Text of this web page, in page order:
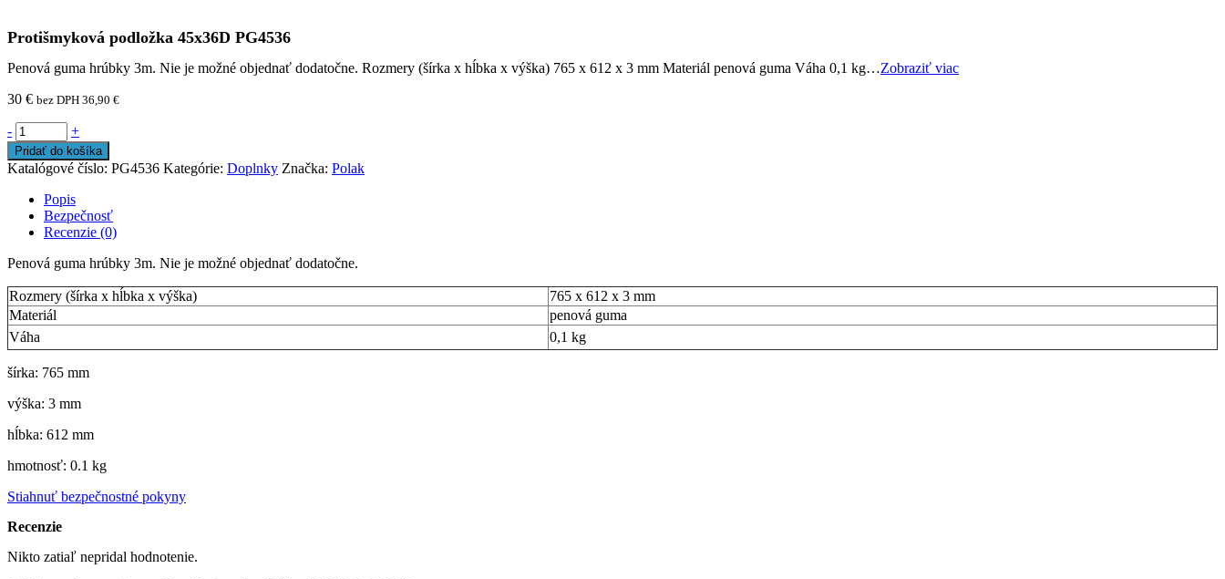
Protišmyková podložka 45x36D PG4536
Penová guma hrúbky 3m. Nie je možné objednať dodatočne. Rozmery (šírka x hĺbka x výška) 765 x 612 x 3 mm Materiál penová guma Váha 0,1 kg…Zobraziť viac
30 € bez DPH 36,90 €
- +
Pridať do košíka
Katalógové číslo: PG4536 Kategórie: Doplnky Značka: Polak
Popis
Bezpečnosť
Recenzie (0)
Penová guma hrúbky 3m. Nie je možné objednať dodatočne.
Rozmery (šírka x hĺbka x výška)
765 x 612 x 3 mm
Materiál
penová guma
Váha
0,1 kg
šírka: 765 mm
výška: 3 mm
hĺbka: 612 mm
hmotnosť: 0.1 kg
Stiahnuť bezpečnostné pokyny
Recenzie
Nikto zatiaľ nepridal hodnotenie.